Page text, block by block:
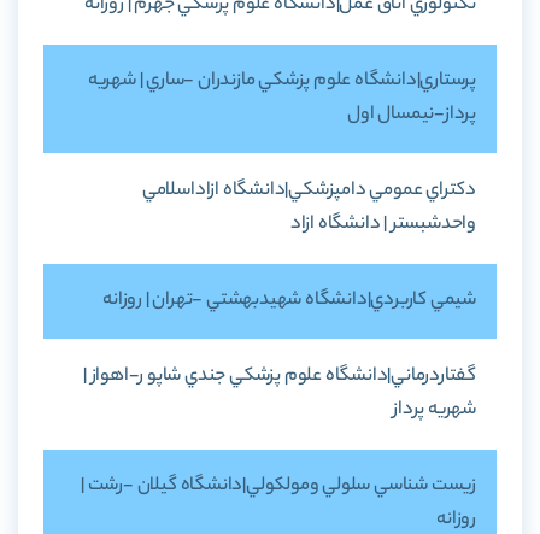
پرستاري|دانشگاه علوم پزشکي مازندران -ساري | شهريه
پرداز-نيمسال اول
دکتراي عمومي دامپزشکي|دانشگاه ازاداسلامي
واحدشبستر | دانشگاه ازاد
شيمي کاربردي|دانشگاه شهيدبهشتي -تهران | روزانه
گفتاردرماني|دانشگاه علوم پزشکي جندي شاپو ر-اهواز |
شهريه پرداز
زيست شناسي سلولي ومولکولي|دانشگاه گيلان -رشت |
روزانه